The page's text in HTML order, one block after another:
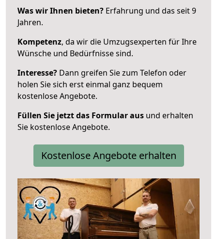
Was wir Ihnen bieten? Erfahrung und das seit 9
Jahren.
Kompetenz, da wir die Umzugsexperten für Ihre
Wünsche und Bedürfnisse sind.
Interesse? Dann greifen Sie zum Telefon oder
holen Sie sich erst einmal ganz bequem
kostenlose Angebote.
Füllen Sie jetzt das Formular aus und erhalten
Sie kostenlose Angebote.
Kostenlose Angebote erhalten